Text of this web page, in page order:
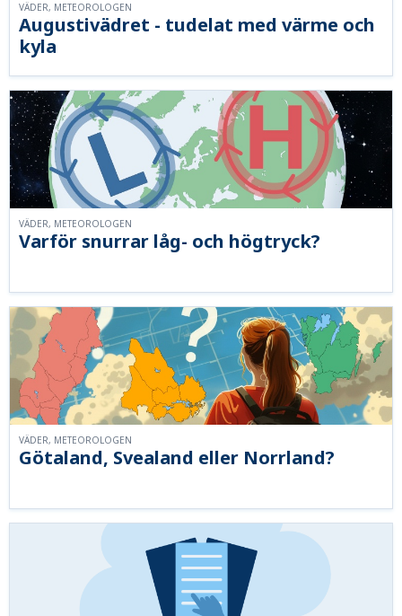
Augustivädret - tudelat med värme och
kyla
VÄDER, METEOROLOGEN
Varför snurrar låg- och högtryck?
VÄDER, METEOROLOGEN
Götaland, Svealand eller Norrland?
VÄDER, METEOROLOGEN